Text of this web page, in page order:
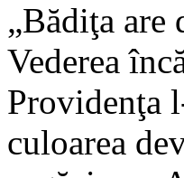
„Bădiţa are
Vederea
Providenţa
culoarea